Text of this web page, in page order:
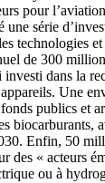
pour
série
technologies
de 300
dans la
Une
publics et
biocarburants,
Enfin, 50
des « acteurs
ou à